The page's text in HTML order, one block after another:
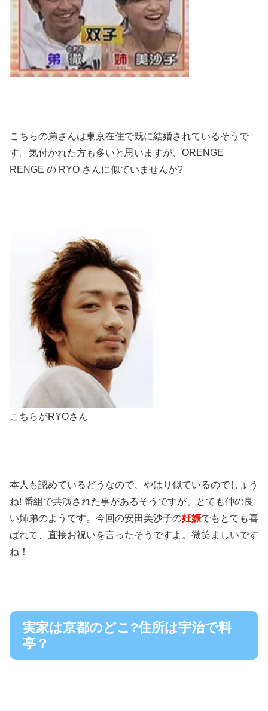
こちらの弟さんは東京在住で既に結婚されているそうで
す。気付かれた方も多いと思いますが、ORENGE
RENGE の RYO さんに似ていませんか?
こちらがRYOさん
本人も認めているどうなので、やはり似ているのでしょう
ね! 番組で共演された事があるそうですが、とても仲の良
い姉弟のようです。今回の安田美沙子の妊娠でもとても喜
ばれて、直接お祝いを言ったそうですよ。微笑ましいです
ね！
実家は京都のどこ?住所は宇治で料
亭？